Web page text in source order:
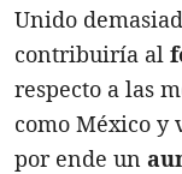
Unido
contribuiría al
respecto a las
como México y
por ende un